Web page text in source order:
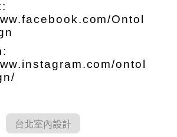
Ontol
ontol
台北室內設計